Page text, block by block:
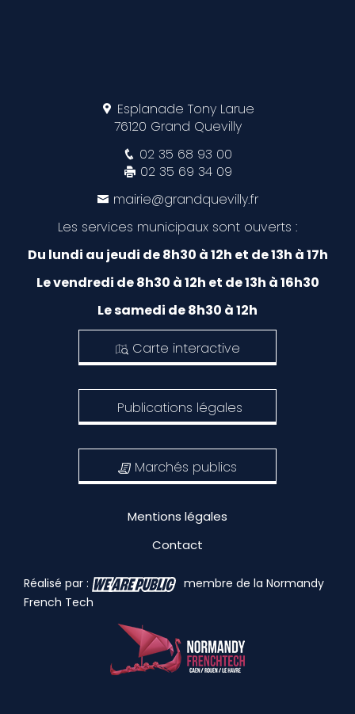
Esplanade Tony Larue
76120 Grand Quevilly
02 35 68 93 00
02 35 69 34 09
mairie@grandquevilly.fr
Les services municipaux sont ouverts :
Du lundi au jeudi de 8h30 à 12h et de 13h à 17h
Le vendredi de 8h30 à 12h et de 13h à 16h30
Le samedi de 8h30 à 12h
Carte interactive
Publications légales
Marchés publics
Mentions légales
Contact
Réalisé par :
membre de la Normandy
French Tech